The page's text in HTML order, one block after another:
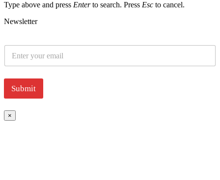
Type above and press Enterto search. Press Esc to cancel.
Newsletter
a
i
*
Submit
×